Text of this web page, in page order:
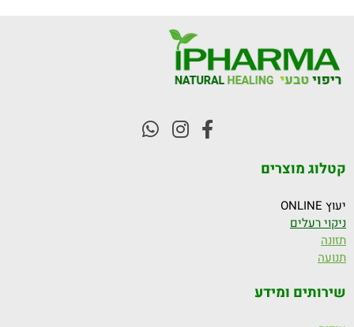
קטלוג מוצרים
יעוץ ONLINE
ניקוי רעלים
תזונה
תנועה
שירותים ומידע